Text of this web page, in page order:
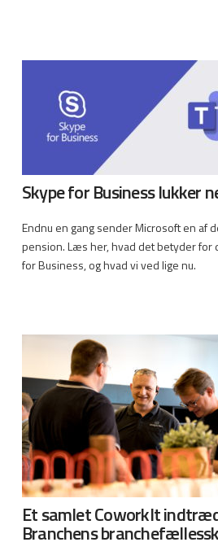
Skype for Business lukker
Endnu en gang sender Microsoft en af
pension. Læs her, hvad det betyder for
for Business, og hvad vi ved lige nu.
Et samlet CoworkIt
Branchens